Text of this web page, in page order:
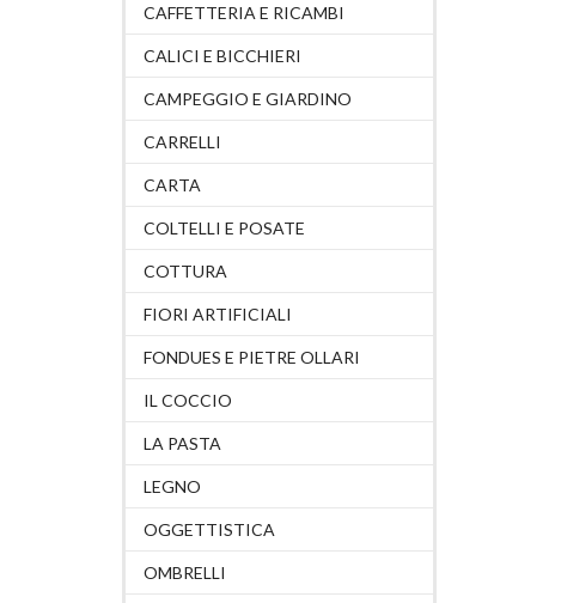
CAFFETTERIA E RICAMBI
CALICI E BICCHIERI
CAMPEGGIO E GIARDINO
CARRELLI
CARTA
COLTELLI E POSATE
COTTURA
FIORI ARTIFICIALI
FONDUES E PIETRE OLLARI
IL COCCIO
LA PASTA
LEGNO
OGGETTISTICA
OMBRELLI